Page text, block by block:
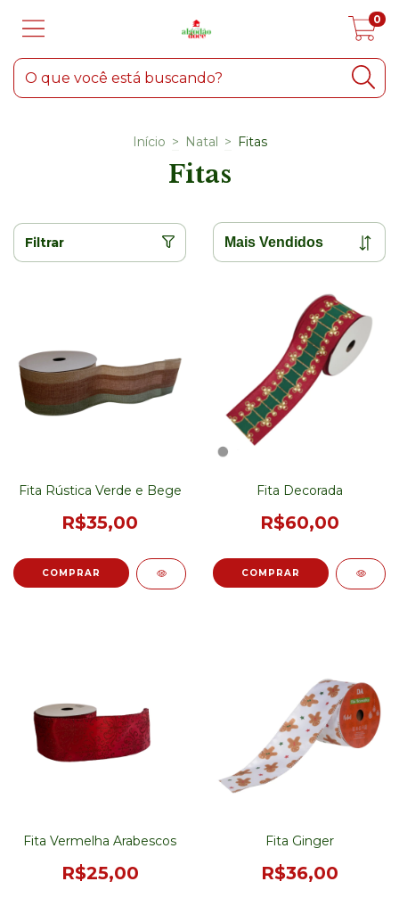
0
Início > Natal > Fitas
Fitas
Filtrar
Fita Rústica Verde e Bege
R$35,00
Fita Decorada
R$60,00
Fita Vermelha Arabescos
R$25,00
Fita Ginger
R$36,00